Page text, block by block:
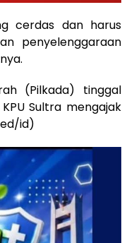
cerdas dan harus
penyelenggaraan
(Pilkada) tinggal
Sultra mengajak
id)